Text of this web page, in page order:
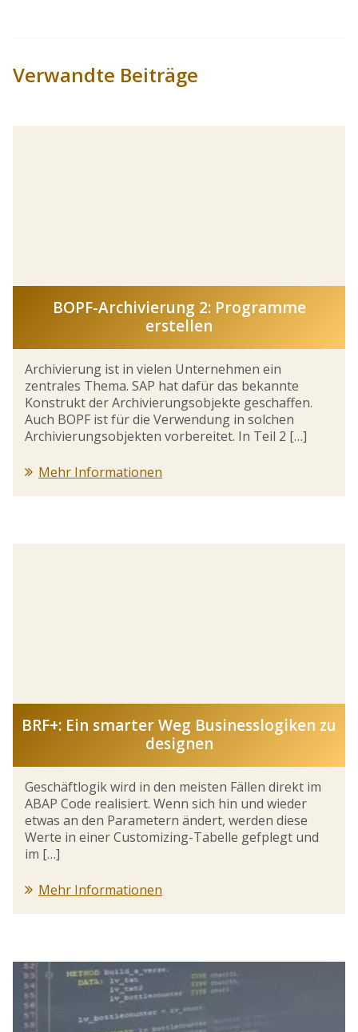
Verwandte Beiträge
BOPF-Archivierung 2: Programme
erstellen
Archivierung ist in vielen Unternehmen ein
zentrales Thema. SAP hat dafür das bekannte
Konstrukt der Archivierungsobjekte geschaffen.
Auch BOPF ist für die Verwendung in solchen
Archivierungsobjekten vorbereitet. In Teil 2 […]
Mehr Informationen
BRF+: Ein smarter Weg Businesslogiken zu
designen
Geschäftlogik wird in den meisten Fällen direkt im
ABAP Code realisiert. Wenn sich hin und wieder
etwas an den Parametern ändert, werden diese
Werte in einer Customizing-Tabelle gefplegt und
im […]
Mehr Informationen